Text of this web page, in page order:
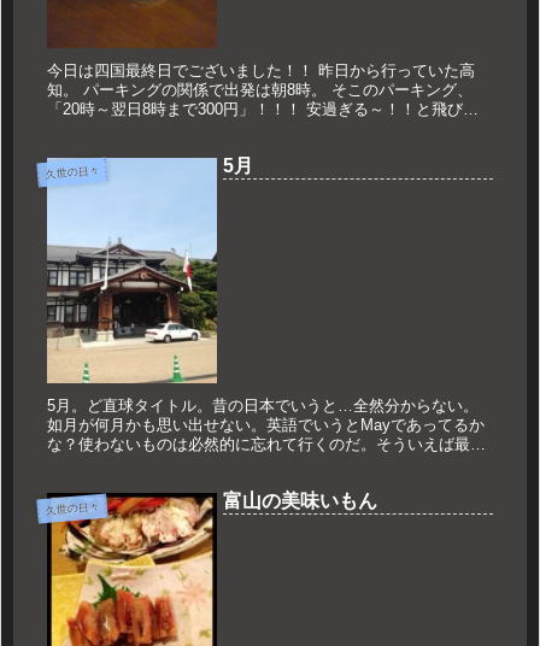
今日は四国最終日でございました！！ 昨日から行っていた高
知。 パーキングの関係で出発は朝8時。 そこのパーキング、
「20時～翌日8時まで300円」！！！ 安過ぎる～！！と飛びつ
久世の日々 5月
5月。ど直球タイトル。昔の日本でいうと…全然分からない。
如月が何月かも思い出せない。英語でいうとMayであってるか
な？使わないものは必然的に忘れて行くのだ。そういえば最
久世の日々 富山の美味いもん